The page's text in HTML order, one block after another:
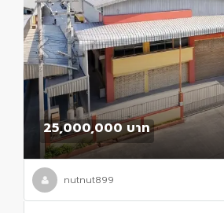
25,000,000 บาท
nutnut899